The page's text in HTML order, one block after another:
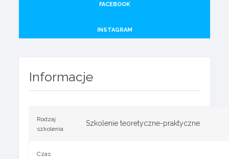
FACEBOOK
INSTAGRAM
Informacje
Rodzaj
szkolenia
Szkolenie teoretyczne-praktyczne
Czas